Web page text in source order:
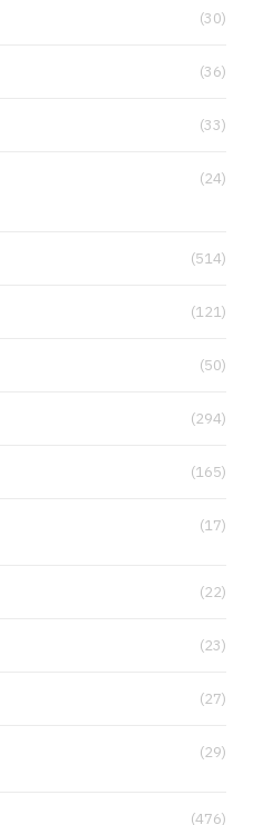
(30)
(36)
(33)
(24)
(514)
(121)
(50)
(294)
(165)
(17)
(22)
(23)
(27)
(29)
(476)